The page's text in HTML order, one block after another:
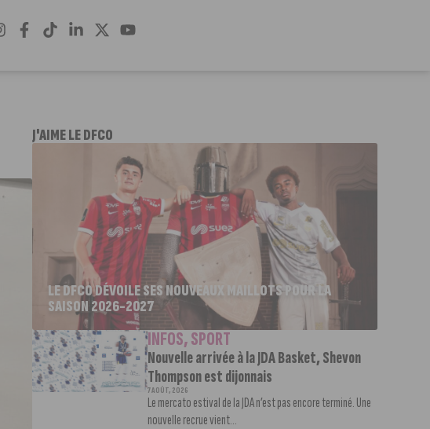
J'AIME LE DFCO
LE DFCO DÉVOILE SES NOUVEAUX MAILLOTS POUR LA
SAISON 2026-2027
INFOS,SPORT
Nouvelle arrivée à la JDA Basket, Shevon
Thompson est dijonnais
7 AOÛT, 2026
Le mercato estival de la JDA n’est pas encore terminé. Une
nouvelle recrue vient...